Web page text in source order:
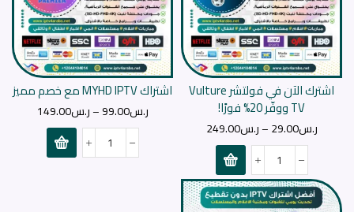
اشترك الآن في فولتشر Vulture
TV ووفّر 20% فورًا!
ر.س29.00
–ر.س249.00
اشتراك MYHD IPTV مع خصم مميز
ر.س99.00
–ر.س149.00